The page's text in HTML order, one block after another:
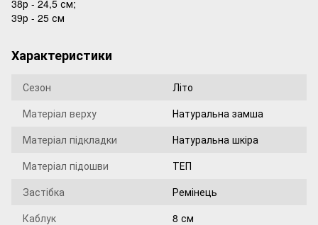
38р - 24,5 см;
39р - 25 см
Характеристики
Сезон
Літо
Матеріал верху
Натуральна замша
Матеріал підкладки
Натуральна шкіра
Матеріал підошви
ТЕП
Застібка
Ремінець
Каблук
8 см